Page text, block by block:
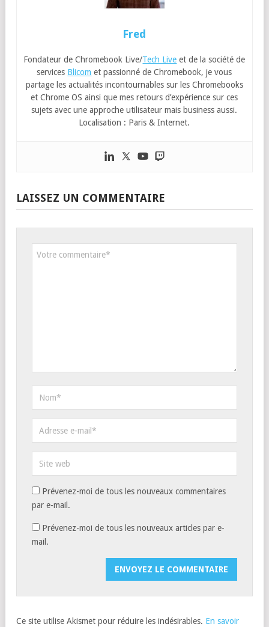
Fred
Fondateur de Chromebook Live/Tech Live et de la société de
services Blicom et passionné de Chromebook, je vous
partage les actualités incontournables sur les Chromebooks
et Chrome OS ainsi que mes retours d’expérience sur ces
sujets avec une approche utilisateur mais business aussi.
Localisation : Paris & Internet.
LAISSEZ UN COMMENTAIRE
Prévenez-moi de tous les nouveaux commentaires
par e-mail.
Prévenez-moi de tous les nouveaux articles par e-
mail.
Ce site utilise Akismet pour réduire les indésirables. En savoir